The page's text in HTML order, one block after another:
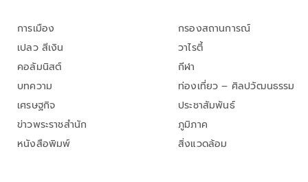
การเมือง
เปลว สีเงิน
คอลัมนิสต์
บทความ
เศรษฐกิจ
ข่าวพระราชสำนัก
หนังสือพิมพ์
กรองสถานการณ์
วาไรตี้
กีฬา
ท่องเที่ยว – ศิลปวัฒนธรรม
ประชาสัมพันธ์
ภูมิภาค
สิ่งแวดล้อม